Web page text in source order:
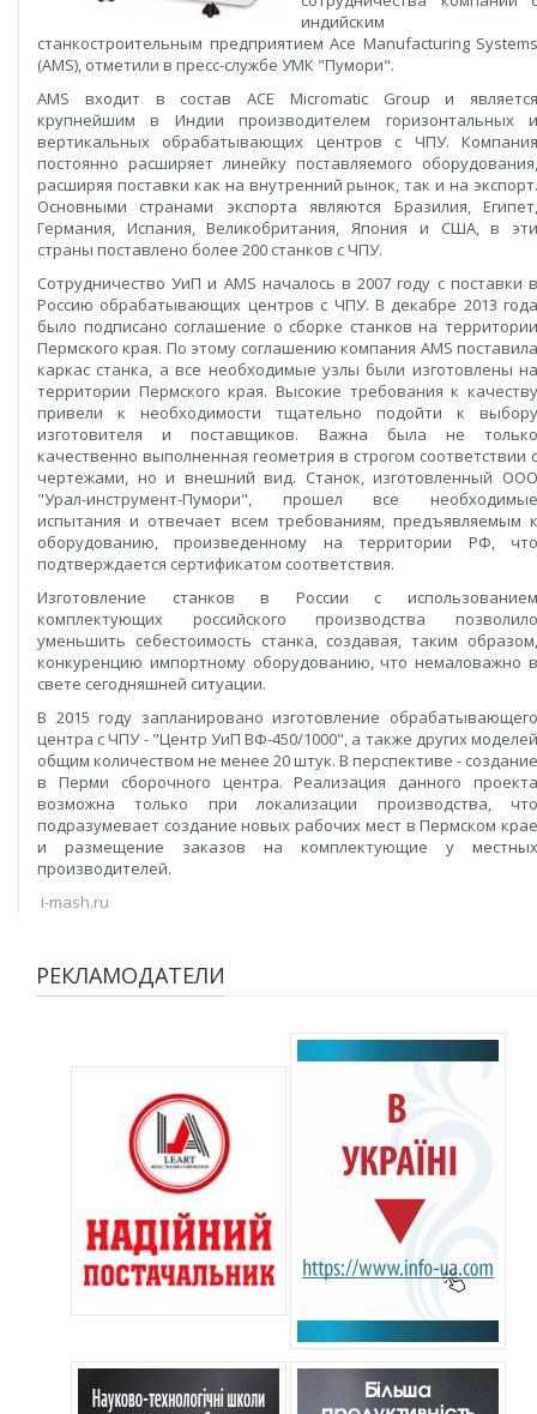
индийским
станкостроительным предприятием Ace Manufacturing Systems
(AMS), отметили в пресс-службе УМК "Пумори".
AMS входит в состав ACE Micromatic Group и является
крупнейшим в Индии производителем горизонтальных и
вертикальных обрабатывающих центров с ЧПУ. Компания
постоянно расширяет линейку поставляемого оборудования,
расширяя поставки как на внутренний рынок, так и на экспорт.
Основными странами экспорта являются Бразилия, Египет,
Германия, Испания, Великобритания, Япония и США, в эти
страны поставлено более 200 станков с ЧПУ.
Сотрудничество УиП и AMS началось в 2007 году с поставки в
Россию обрабатывающих центров с ЧПУ. В декабре 2013 года
было подписано соглашение о сборке станков на территории
Пермского края. По этому соглашению компания AMS поставила
каркас станка, а все необходимые узлы были изготовлены на
территории Пермского края. Высокие требования к качеству
привели к необходимости тщательно подойти к выбору
изготовителя и поставщиков. Важна была не только
качественно выполненная геометрия в строгом соответствии с
чертежами, но и внешний вид. Станок, изготовленный ООО
"Урал-инструмент-Пумори", прошел все необходимые
испытания и отвечает всем требованиям, предъявляемым к
оборудованию, произведенному на территории РФ, что
подтверждается сертификатом соответствия.
Изготовление станков в России с использованием
комплектующих российского производства позволило
уменьшить себестоимость станка, создавая, таким образом,
конкуренцию импортному оборудованию, что немаловажно в
свете сегодняшней ситуации.
В 2015 году запланировано изготовление обрабатывающего
центра с ЧПУ - "Центр УиП ВФ-450/1000", а также других моделей
общим количеством не менее 20 штук. В перспективе - создание
в Перми сборочного центра. Реализация данного проекта
возможна только при локализации производства, что
подразумевает создание новых рабочих мест в Пермском крае
и размещение заказов на комплектующие у местных
производителей.
i-mash.ru
РЕКЛАМОДАТЕЛИ